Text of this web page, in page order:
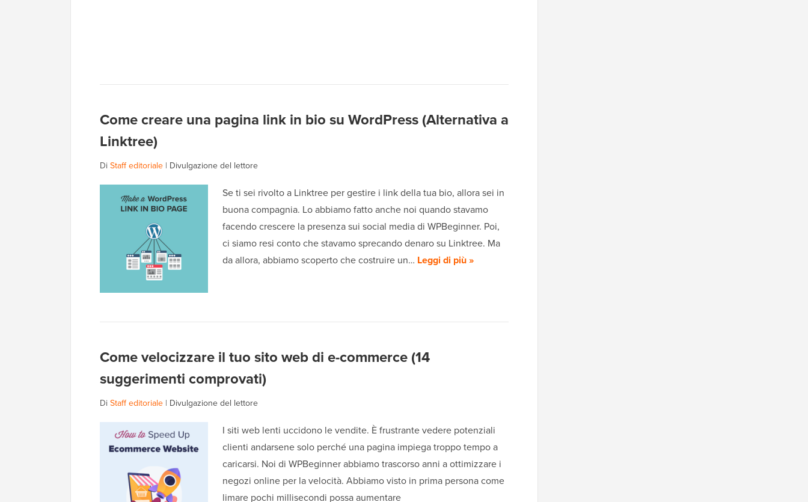
Come creare una pagina link in bio su WordPress (Alternativa a
Linktree)
DiStaff editoriale | Divulgazione del lettore
Se ti sei rivolto a Linktree per gestire i link della tua bio, allora sei in
buona compagnia. Lo abbiamo fatto anche noi quando stavamo
facendo crescere la presenza sui social media di WPBeginner. Poi,
ci siamo resi conto che stavamo sprecando denaro su Linktree. Ma
da allora, abbiamo scoperto che costruire un… Leggi di più »
Come velocizzare il tuo sito web di e-commerce (14
suggerimenti comprovati)
DiStaff editoriale | Divulgazione del lettore
I siti web lenti uccidono le vendite. È frustrante vedere potenziali
clienti andarsene solo perché una pagina impiega troppo tempo a
caricarsi. Noi di WPBeginner abbiamo trascorso anni a ottimizzare i
negozi online per la velocità. Abbiamo visto in prima persona come
limare pochi millisecondi possa aumentare